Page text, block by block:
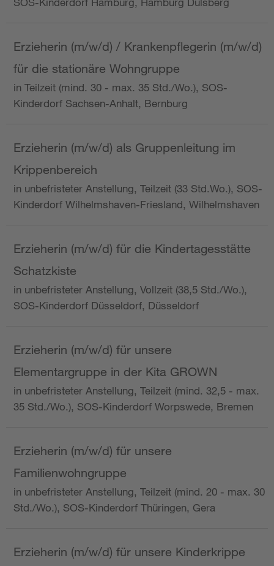
Erzieherin (m/w/d) / Krankenpflegerin (m/w/d)
für die stationäre Wohngruppe
in Teilzeit (mind. 30 - max. 35 Std./Wo.), SOS-
Kinderdorf Sachsen-Anhalt, Bernburg
Erzieherin (m/w/d) als Gruppenleitung im
Krippenbereich
in unbefristeter Anstellung, Teilzeit (33 Std.Wo.), SOS-
Kinderdorf Wilhelmshaven-Friesland, Wilhelmshaven
Erzieherin (m/w/d) für die Kindertagesstätte
Schatzkiste
in unbefristeter Anstellung, Vollzeit (38,5 Std./Wo.),
SOS-Kinderdorf Düsseldorf, Düsseldorf
Erzieherin (m/w/d) für unsere
Elementargruppe in der Kita GROWN
in unbefristeter Anstellung, Teilzeit (mind. 32,5 - max.
35 Std./Wo.), SOS-Kinderdorf Worpswede, Bremen
Erzieherin (m/w/d) für unsere
Familienwohngruppe
in unbefristeter Anstellung, Teilzeit (mind. 20 - max. 30
Std./Wo.), SOS-Kinderdorf Thüringen, Gera
Erzieherin (m/w/d) für unsere Kinderkrippe